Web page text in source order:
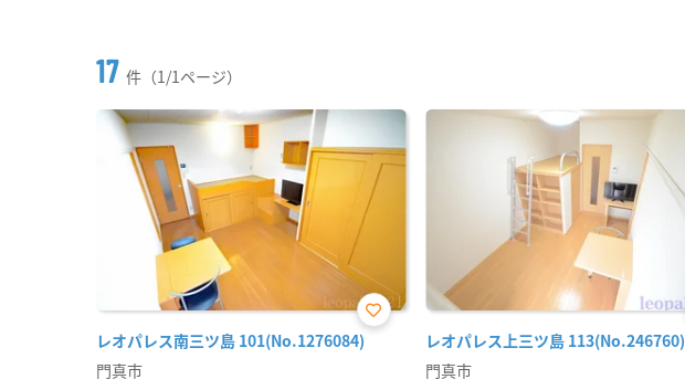
17 件（1/1ページ）
レオパレス南三ツ島 101(No.1276084)お気
に入
門真市
レオパレス上三ツ島 113(No.246760)
門真市